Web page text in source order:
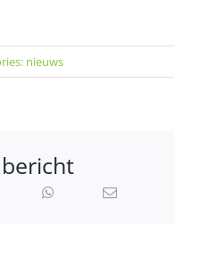
nieuws